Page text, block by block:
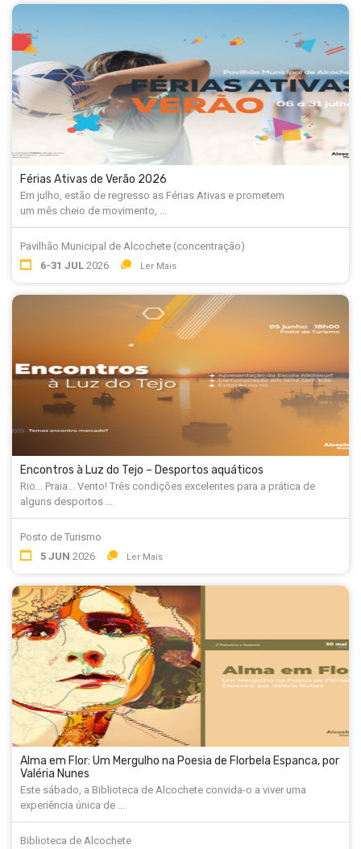
Férias Ativas de Verão 2026
Em julho, estão de regresso as Férias Ativas e prometem
um mês cheio de movimento, ...
Pavilhão Municipal de Alcochete (concentração)
6-31 JUL 2026 Ler Mais
Encontros à Luz do Tejo – Desportos aquáticos
Rio... Praia... Vento! Três condições excelentes para a prática de
alguns desportos ...
Posto de Turismo
5 JUN 2026 Ler Mais
Alma em Flor: Um Mergulho na Poesia de Florbela Espanca, por
Valéria Nunes
Este sábado, a Biblioteca de Alcochete convida-o a viver uma
experiência única de ...
Biblioteca de Alcochete